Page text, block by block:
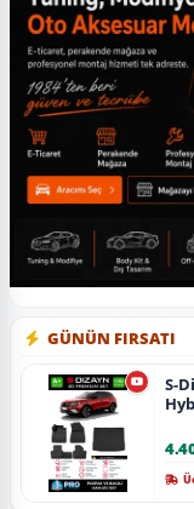
GÜNÜN FIRSATI
S-